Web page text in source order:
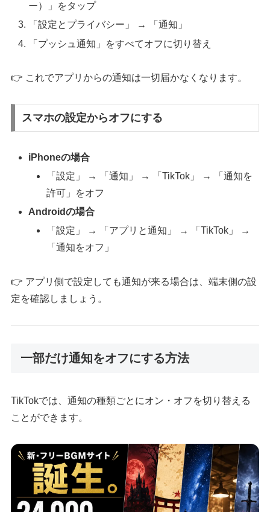
ー）」をタップ
「設定とプライバシー」 → 「通知」
「プッシュ通知」をすべてオフに切り替え
👉 これでアプリからの通知は一切届かなくなります。
スマホの設定からオフにする
iPhoneの場合
「設定」 → 「通知」 → 「TikTok」 → 「通知を
許可」をオフ
Androidの場合
「設定」 → 「アプリと通知」 → 「TikTok」 →
「通知をオフ」
👉 アプリ側で設定しても通知が来る場合は、端末側の設
定を確認しましょう。
一部だけ通知をオフにする方法
TikTokでは、通知の種類ごとにオン・オフを切り替える
ことができます。